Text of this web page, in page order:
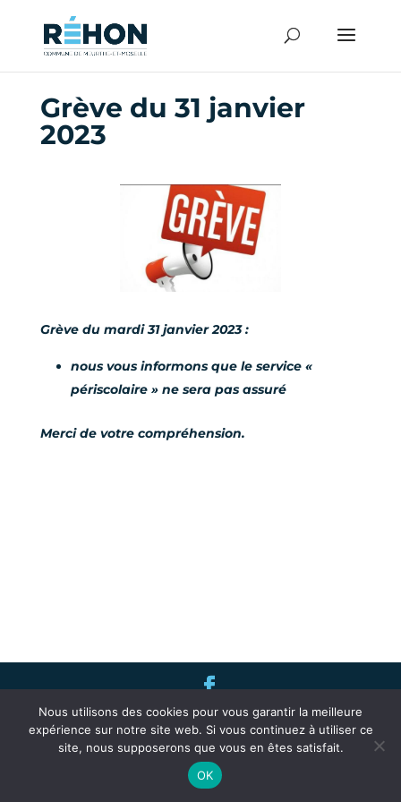
Grève du 31 janvier
2023
Grève du mardi 31 janvier 2023 :
nous vous informons que le service «
périscolaire » ne sera pas assuré
Merci de votre compréhension.
2019 • Commune de Réhon • 03 82 24 90 70 •
contact@rehon.fr• Hôtel de Ville – 7 rue de
Longwy – 54430 Réhon •mentions légales
Nous utilisons des cookies pour vous garantir la meilleure
expérience sur notre site web. Si vous continuez à utiliser ce
site, nous supposerons que vous en êtes satisfait.
OK